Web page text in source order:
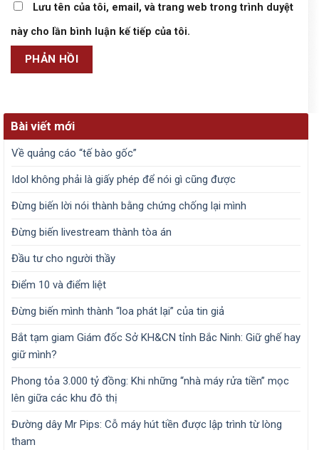
Lưu tên của tôi, email, và trang web trong trình duyệt
này cho lần bình luận kế tiếp của tôi.
Bài viết mới
Về quảng cáo “tế bào gốc”
Idol không phải là giấy phép để nói gì cũng được
Đừng biến lời nói thành bằng chứng chống lại mình
Đừng biến livestream thành tòa án
Đầu tư cho người thầy
Điểm 10 và điểm liệt
Đừng biến mình thành “loa phát lại” của tin giả
Bắt tạm giam Giám đốc Sở KH&CN tỉnh Bắc Ninh: Giữ ghế hay
giữ mình?
Phong tỏa 3.000 tỷ đồng: Khi những “nhà máy rửa tiền” mọc
lên giữa các khu đô thị
Đường dây Mr Pips: Cỗ máy hút tiền được lập trình từ lòng
tham